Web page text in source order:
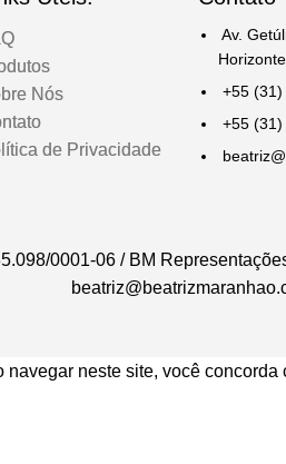
Nós
de Privacidade
Av.
+55
+55
0001-06 / BM
neste site, você concorda